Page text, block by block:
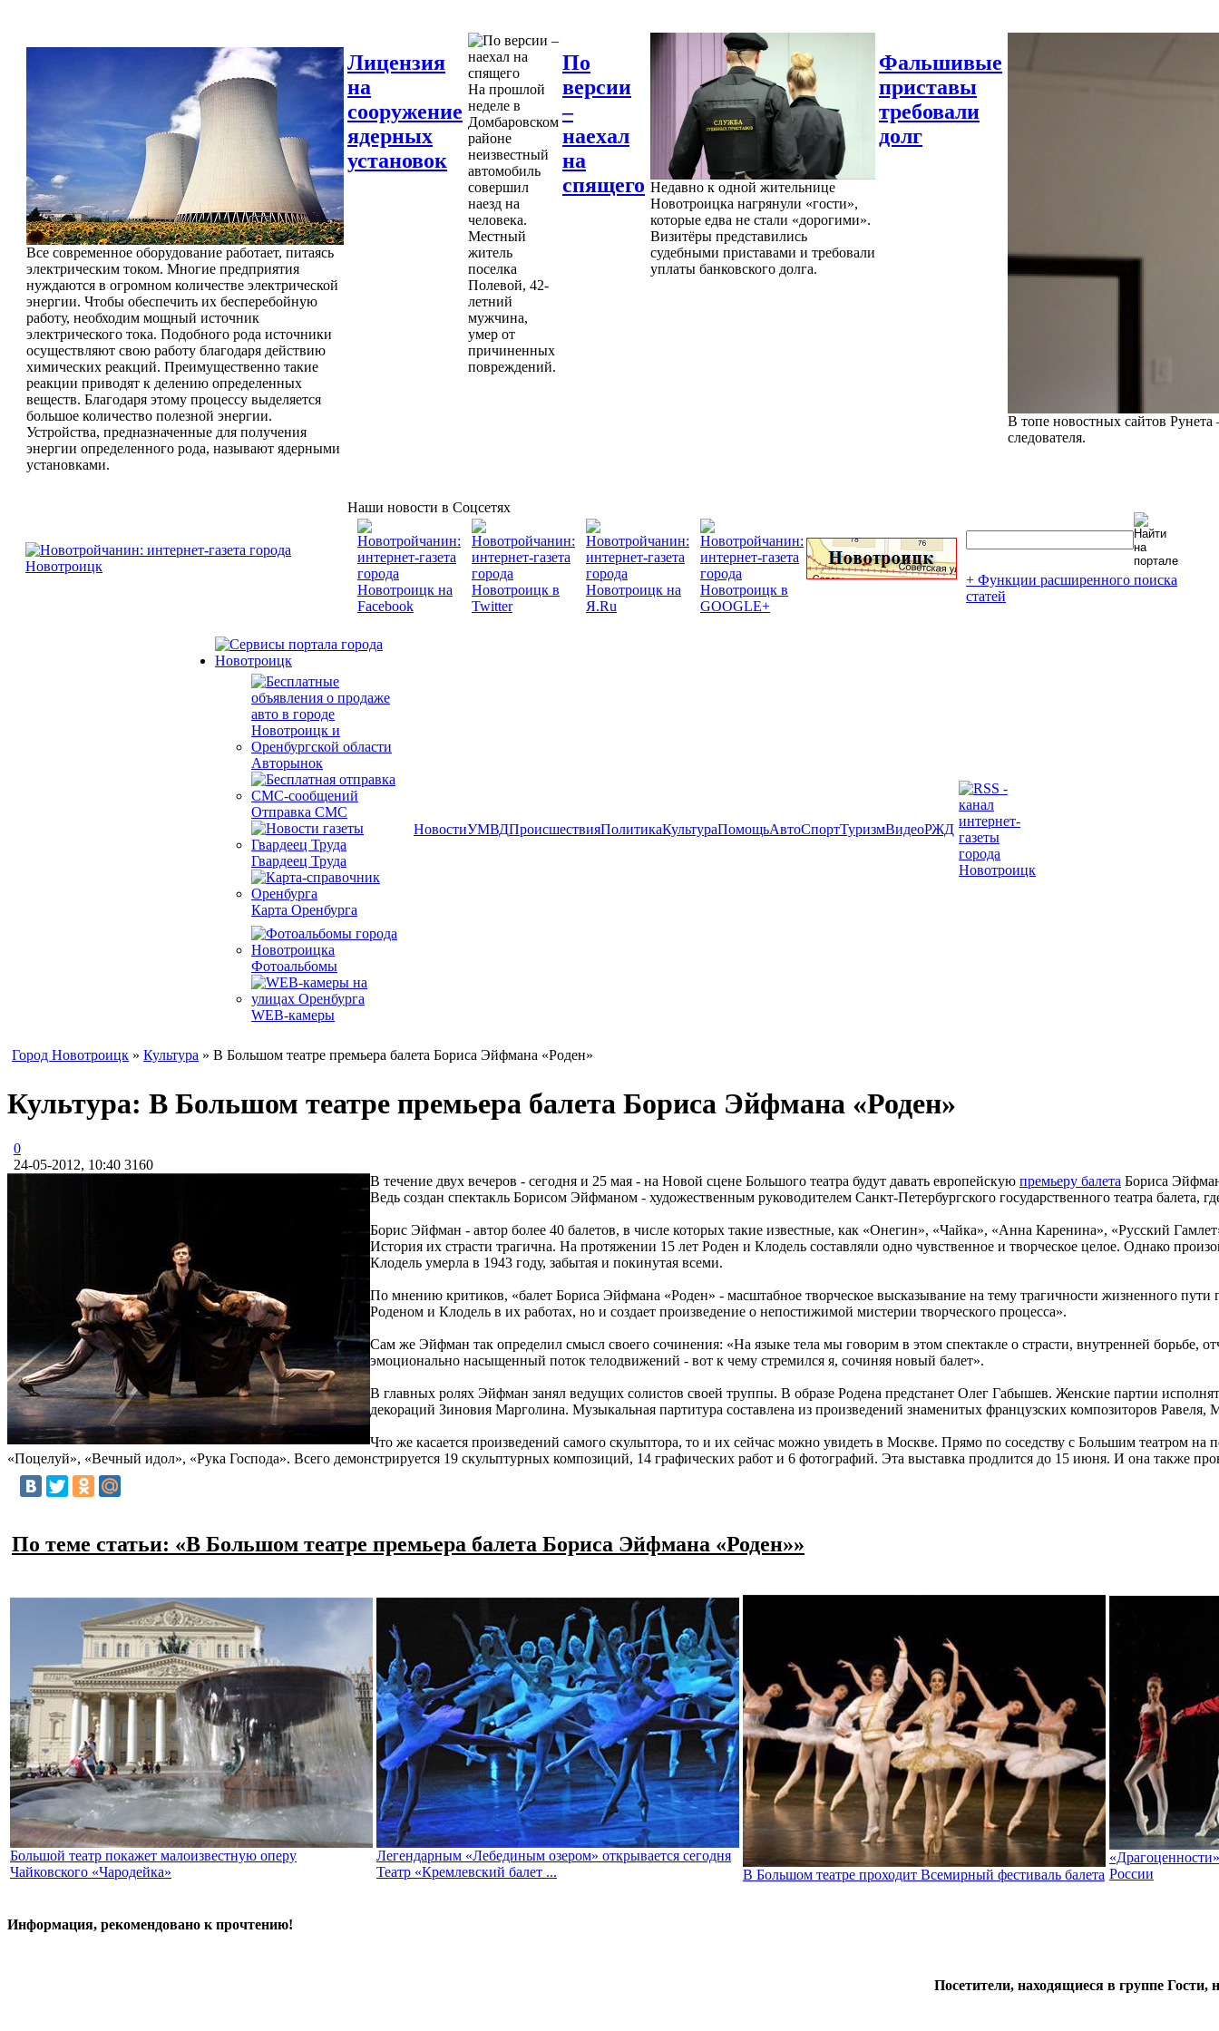
Все современное оборудование работает, питаясь
электрическим током. Многие предприятия
нуждаются в огромном количестве электрической
энергии. Чтобы обеспечить их бесперебойную
работу, необходим мощный источник
электрического тока. Подобного рода источники
осуществляют свою работу благодаря действию
химических реакций. Преимущественно такие
реакции приводят к делению определенных
веществ. Благодаря этому процессу выделяется
большое количество полезной энергии.
Устройства, предназначенные для получения
энергии определенного рода, называют ядерными
установками.
Лицензия
на
сооружение
ядерных
установок
На прошлой
неделе в
Домбаровском
районе
неизвестный
автомобиль
совершил
наезд на
человека.
Местный
житель
поселка
Полевой, 42-
летний
мужчина,
умер от
причиненных
повреждений.
По
версии
–
наехал
на
спящего Недавно к одной жительнице
Новотроицка нагрянули «гости»,
которые едва не стали «дорогими».
Визитёры представились
судебными приставами и требовали
уплаты банковского долга.
Фальшивые
приставы
требовали
долг
В топе новостных сайтов Рунета
следователя.
Наши новости в Соцсетях
+ Функции расширенного поиска
статей
Авторынок
Отправка СМС
Гвардеец Труда
Карта Оренбурга
Фотоальбомы
WEB-камеры
НовостиУМВДПроисшествияПолитикаКультураПомощьАвтоСпортТуризмВидеоРЖД
Город Новотроицк » Культура » В Большом театре премьера балета Бориса Эйфмана «Роден»
Культура: В Большом театре премьера балета Бориса Эйфмана «Роден»
0
24-05-2012, 10:40 3160
В течение двух вечеров - сегодня и 25 мая - на Новой сцене Большого театра будут давать европейскую премьеру балета Бориса
Ведь создан спектакль Борисом Эйфманом - художественным руководителем Санкт-Петербургского государственного театра
Борис Эйфман - автор более 40 балетов, в числе которых такие известные, как «Онегин», «Чайка», «Анна Каренина», «Русский
История их страсти трагична. На протяжении 15 лет Роден и Клодель составляли одно чувственное и творческое целое. Однако
Клодель умерла в 1943 году, забытая и покинутая всеми.
По мнению критиков, «балет Бориса Эйфмана «Роден» - масштабное творческое высказывание на тему трагичности жизненного пути
Роденом и Клодель в их работах, но и создает произведение о непостижимой мистерии творческого процесса».
Сам же Эйфман так определил смысл своего сочинения: «На языке тела мы говорим в этом спектакле о страсти, внутренней
эмоционально насыщенный поток телодвижений - вот к чему стремился я, сочиняя новый балет».
В главных ролях Эйфман занял ведущих солистов своей труппы. В образе Родена предстанет Олег Габышев. Женские партии
декораций Зиновия Марголина. Музыкальная партитура составлена из произведений знаменитых французских композиторов
Что же касается произведений самого скульптора, то и их сейчас можно увидеть в Москве. Прямо по соседству с Большим театром
«Поцелуй», «Вечный идол», «Рука Господа». Всего демонстрируется 19 скульптурных композиций, 14 графических работ и 6 фотографий. Эта выставка продлится до 15 июня. И она также
По теме статьи: «В Большом театре премьера балета Бориса Эйфмана «Роден»»
Большой театр покажет малоизвестную оперу
Чайковского «Чародейка»
Легендарным «Лебединым озером» открывается сегодня
Театр «Кремлевский балет ...
В Большом театре проходит Всемирный фестиваль балета России
Информация, рекомендовано к прочтению!
Посетители, находящиеся в группе Гости,